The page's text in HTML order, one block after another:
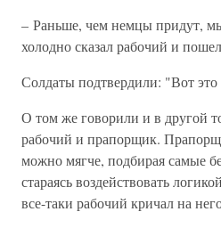
– Раньше, чем немцы придут,
холодно сказал рабочий и
Солдаты подтвердили: "Вот
О том же говорили и в другой
рабочий и прапорщик.
можно мягче, подбирая самые
стараясь воздействовать
все-таки рабочий кричал на